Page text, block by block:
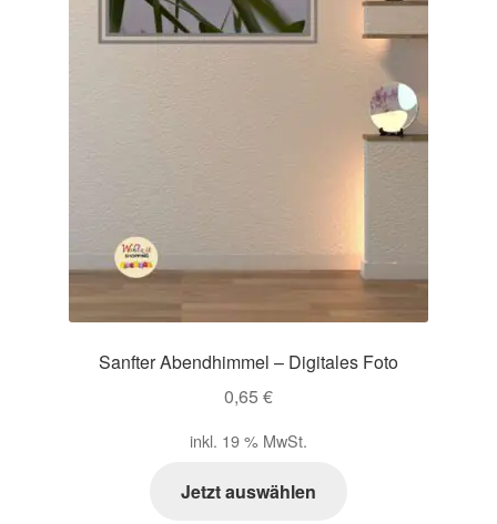
Sanfter Abendhimmel – Digitales Foto
0,65 €
inkl. 19 % MwSt.
Jetzt auswählen